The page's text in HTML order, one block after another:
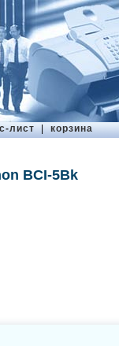
лист | корзина
BCI-5Bk